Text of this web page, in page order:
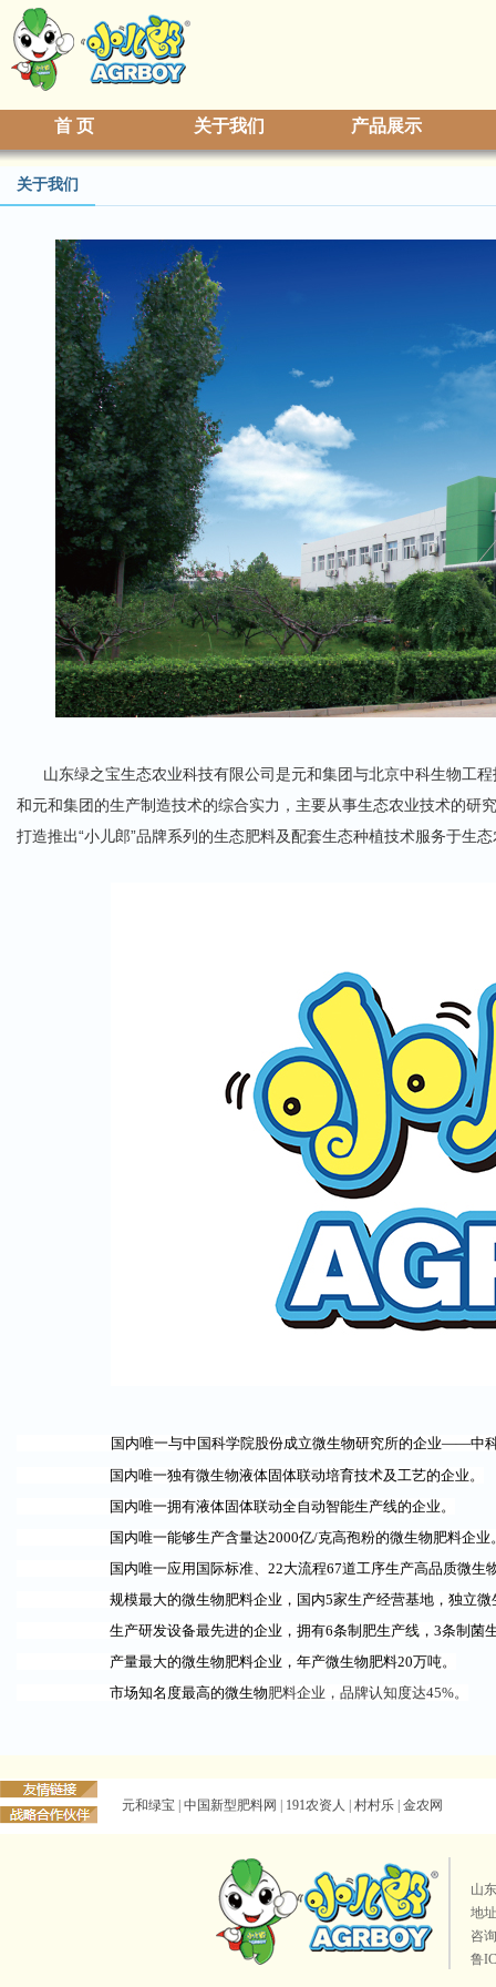
首 页 关于我们 产品展示
关于我们
山东绿之宝生态农业科技有限公司是元和集团与北京中科生物工
和元和集团的生产制造技术的综合实力，主要从事生态农业技术的研
打造推出“小儿郎”品牌系列的生态肥料及配套生态种植技术服务于生
国内唯一与中国科学院股份成立微生物研究所的企业——中科
国内唯一独有微生物液体固体联动培育技术及工艺的企业。
国内唯一拥有液体固体联动全自动智能生产线的企业。
国内唯一能够生产含量达2000亿/克高孢粉的微生物肥料企业
国内唯一应用国际标准、22大流程67道工序生产高品质微生物
规模最大的微生物肥料企业，国内5家生产经营基地，独立微生
生产研发设备最先进的企业，拥有6条制肥生产线，3条制菌生
产量最大的微生物肥料企业，年产微生物肥料20万吨。
市场知名度最高的微生物肥料企业，品牌认知度达45%。
元和绿宝 中国新型肥料网 191农资人 村村乐 金农网
山
地
咨
鲁